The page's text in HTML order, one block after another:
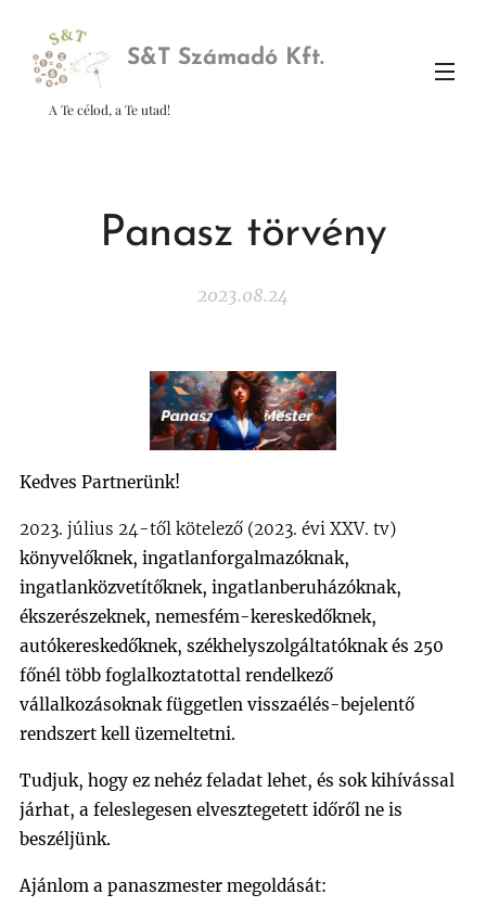
S&T Számadó Kft.
A Te célod, a Te utad!
Panasz törvény
2023.08.24
Kedves Partnerünk!
2023. július 24-től kötelező (2023. évi XXV. tv)
könyvelőknek, ingatlanforgalmazóknak,
ingatlanközvetítőknek, ingatlanberuházóknak,
ékszerészeknek, nemesfém-kereskedőknek,
autókereskedőknek, székhelyszolgáltatóknak és 250
főnél több foglalkoztatottal rendelkező
vállalkozásoknak független visszaélés-bejelentő
rendszert kell üzemeltetni.
Tudjuk, hogy ez nehéz feladat lehet, és sok kihívással
járhat, a feleslegesen elvesztegetett időről ne is
beszéljünk.
Ajánlom a panaszmester megoldását: